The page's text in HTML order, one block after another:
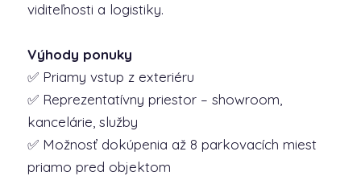
viditeľnosti a logistiky.
Výhody ponuky
✅ Priamy vstup z exteriéru
✅ Reprezentatívny priestor – showroom,
kancelárie, služby
✅ Možnosť dokúpenia až 8 parkovacích miest
priamo pred objektom